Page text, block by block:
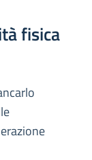
fisica